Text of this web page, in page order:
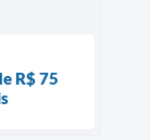
R$ 75